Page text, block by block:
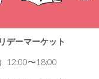
デーマーケット
12:00〜18:00